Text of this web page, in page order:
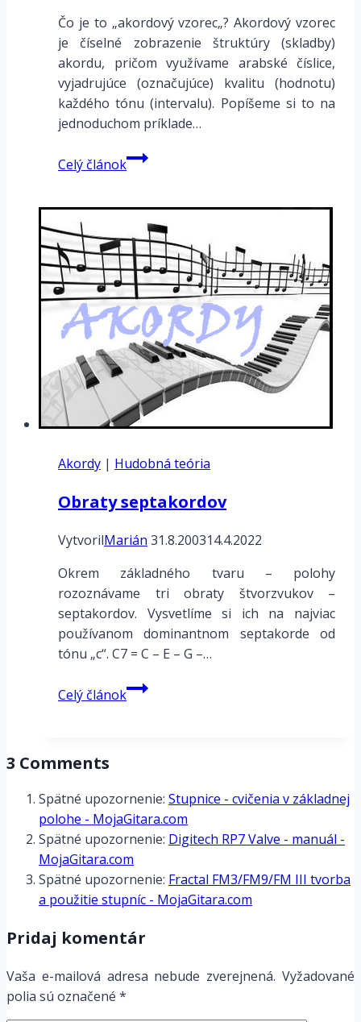
Čo je to „akordový vzorec„? Akordový vzorec
je číselné zobrazenie štruktúry (skladby)
akordu, pričom využívame arabské číslice,
vyjadrujúce (označujúce) kvalitu (hodnotu)
každého tónu (intervalu). Popíšeme si to na
jednoduchom príklade…
Celý článokAkordové
vzorce
Akordy | Hudobná teória
Obraty septakordov
VytvorilMarián 31.8.200314.4.2022
Okrem základného tvaru – polohy
rozoznávame tri obraty štvorzvukov –
septakordov. Vysvetlíme si ich na najviac
používanom dominantnom septakorde od
tónu „c“. C7 = C – E – G –…
Celý článokObraty
septakordov
3 Comments
Spätné upozornenie: Stupnice - cvičenia v základnej
polohe - MojaGitara.com
Spätné upozornenie: Digitech RP7 Valve - manuál -
MojaGitara.com
Spätné upozornenie: Fractal FM3/FM9/FM III tvorba
a použitie stupníc - MojaGitara.com
Pridaj komentár
Vaša e-mailová adresa nebude zverejnená. Vyžadované
polia sú označené *